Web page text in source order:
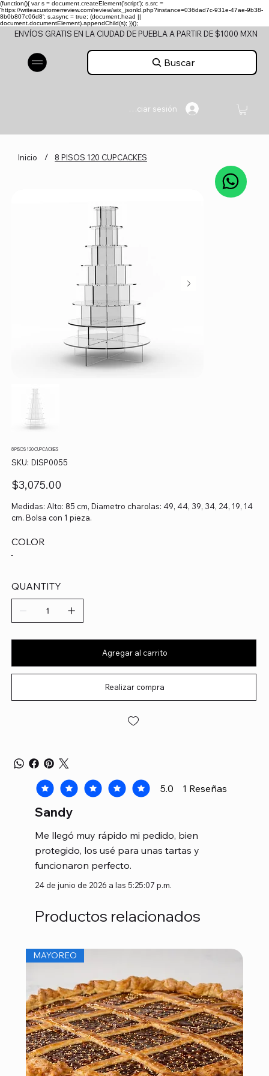
(function(){ var s = document.createElement('script'); s.src =
'https://writeacustomerreview.com/review/wix_jsonld.php?instance=036dad7c-931e-47ae-9b38-
8b0b807c06d8'; s.async = true; (document.head ||
document.documentElement).appendChild(s); })();
ENVÍOS GRATIS EN LA CIUDAD DE PUEBLA A PARTIR DE $1000 MXN
Buscar
Iniciar sesión
Inicio / 8 PISOS 120 CUPCACKES
8 PISOS 120 CUPCACKES
SKU: SKU
DISP0055
DISP0055
Precio
$3,075.00
Medidas: Alto: 85 cm, Diametro charolas: 49, 44, 39, 34, 24, 19, 14
cm. Bolsa con 1 pieza.
COLOR
QUANTITY
Agregar al carrito
Realizar compra
5.0 1 Reseñas
la calificación promedio es 5 de 5, basada en 1
Sandy
Me llegó muy rápido mi pedido, bien
protegido, los usé para unas tartas y
funcionaron perfecto.
24 de junio de 2026 a las 5:25:07 p.m.
Productos relacionados
MAYOREO